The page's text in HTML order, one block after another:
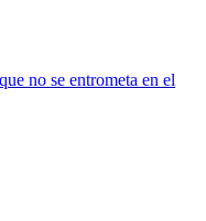
no se entrometa en el